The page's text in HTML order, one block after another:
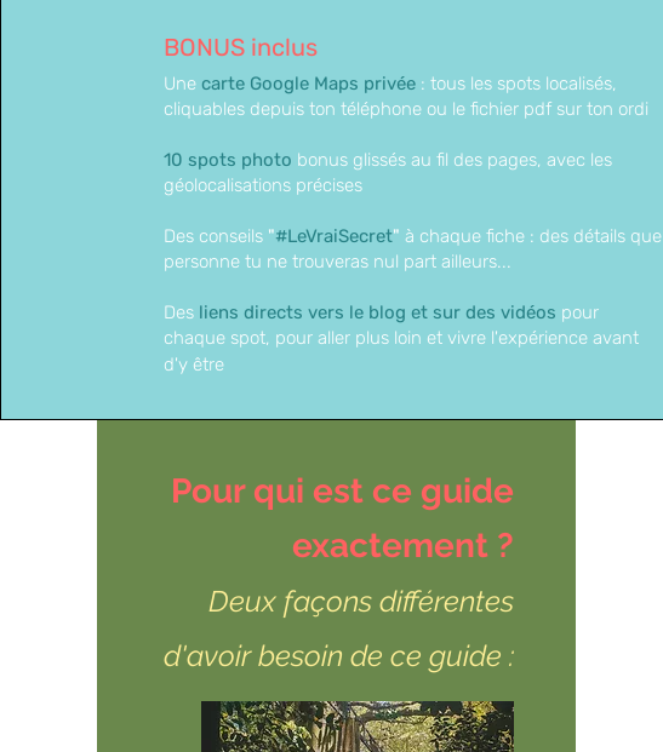
BONUS inclus
Une carte Google Maps privée : tous les spots localisés,
cliquables depuis ton téléphone​ ou le fichier pdf sur ton ordi
10 spots photo bonus glissés au fil des pages, avec les
géolocalisations précises
Des conseils "#LeVraiSecret" à chaque fiche : des détails que
personne tu ne trouveras nul part ailleurs...
Des liens directs vers le blog et sur des vidéos pour
chaque spot, pour aller plus loin et vivre l'expérience avant
d'y être
Pour qui est ce guide
exactement ?
Deux façons différentes
d'avoir besoin de ce guide :